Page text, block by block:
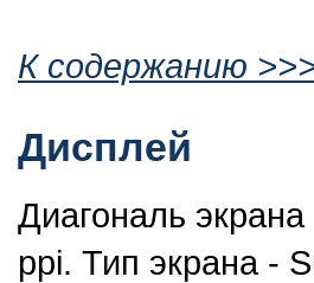
К содержанию
Дисплей
Диагональ
ppi. Тип экрана -